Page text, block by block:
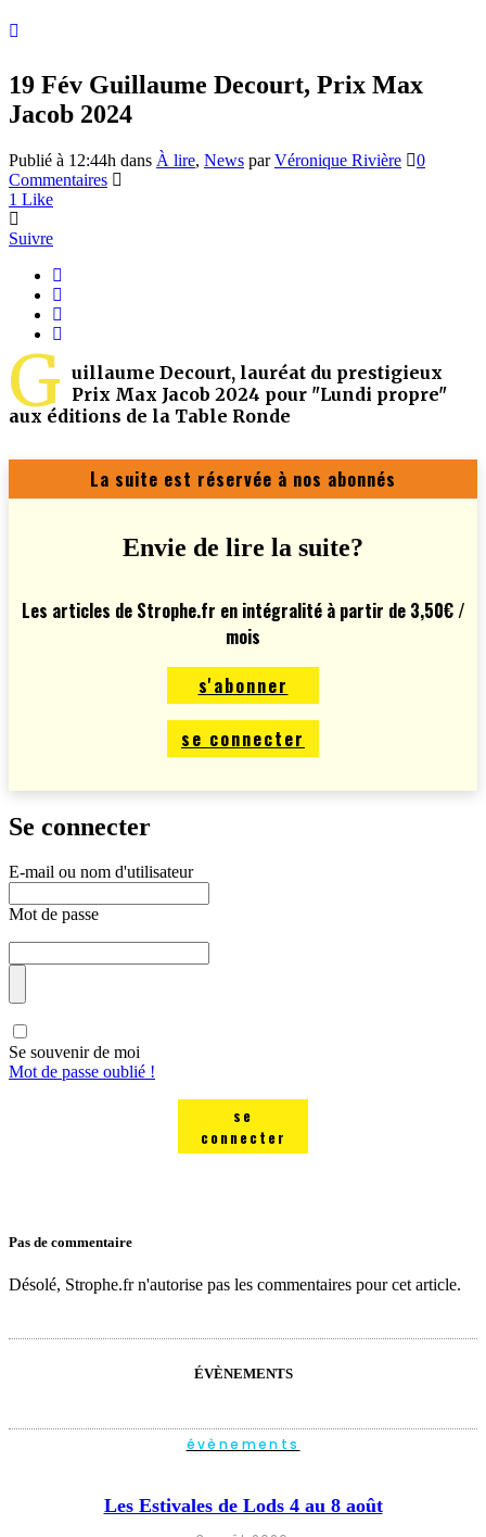
19 Fév Guillaume Decourt, Prix Max
Jacob 2024
Publié à 12:44h dans À lire, News parVéronique Rivière
0
Commentaires
1 Like
Suivre
G uillaume Decourt, lauréat du prestigieux
Prix Max Jacob 2024 pour "Lundi propre"
aux éditions de la Table Ronde
La suite est réservée à nos abonnés
Envie de lire la suite?
Les articles de Strophe.fr en intégralité à partir de 3,50€ /
mois
s'abonner
se connecter
Se connecter
E-mail ou nom d'utilisateur
Mot de passe
Se souvenir de moi
Mot de passe oublié !
se
connecter
Pas de commentaire
Désolé, Strophe.fr n'autorise pas les commentaires pour cet article.
ÉVÈNEMENTS
évènements
Les Estivales de Lods 4 au 8 août